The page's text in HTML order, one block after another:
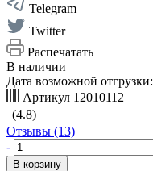
Telegram
Twitter
Распечатать
В наличии
Дата возможной отгрузки:
Артикул 12010112
(4.8)
Отзывы (13)
-
В корзину